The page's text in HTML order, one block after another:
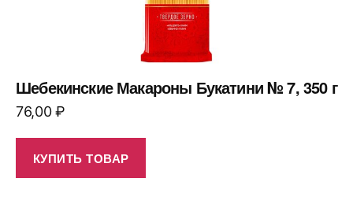
Шебекинские Макароны Букатини № 7, 350 г
76,00₽
КУПИТЬ ТОВАР